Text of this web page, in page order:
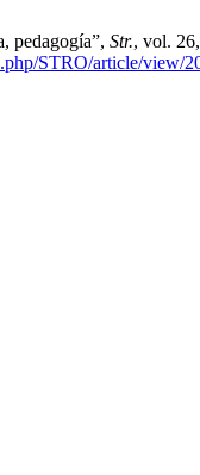
pedagogía”, Str., vol.
STRO/article/view/